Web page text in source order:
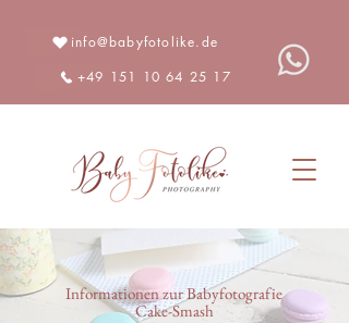
info@babyfotolike.de
+49 151 10 64 25 17
Informationen zur Babyfotografie
Cake-Smash